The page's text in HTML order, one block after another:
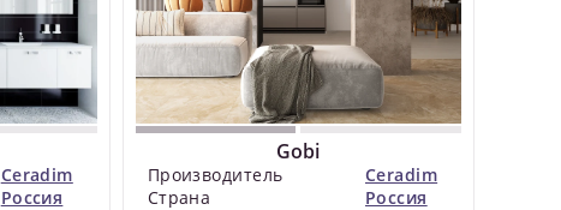
Ceradim
Россия
Gobi
Производитель
Ceradim
Страна
Россия